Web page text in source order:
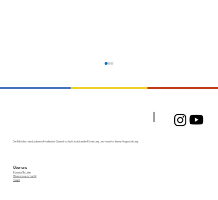
Ein Tag voller Emotionen
Die Mittelschule Laabental verbindet Gemeinschaft, individuelle Förderung und kreative Zukunftsgestaltung.
Über uns
Unsere Schule
Was uns ausmacht
Team